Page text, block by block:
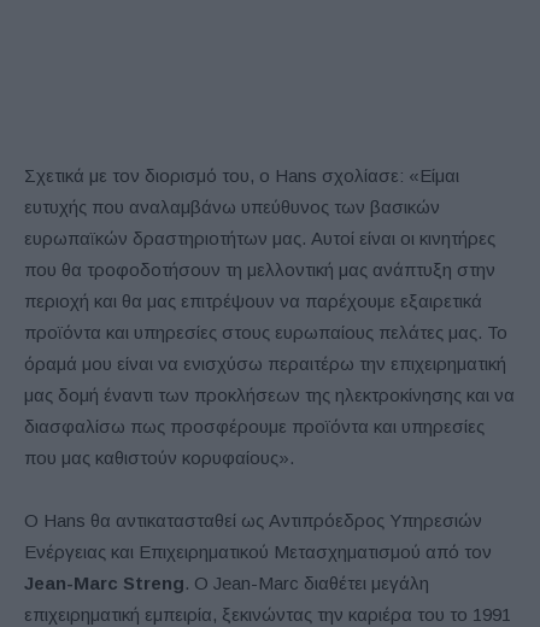
Σχετικά με τον διορισμό του, ο Hans σχολίασε: «Είμαι
ευτυχής που αναλαμβάνω υπεύθυνος των βασικών
ευρωπαϊκών δραστηριοτήτων μας. Αυτοί είναι οι κινητήρες
που θα τροφοδοτήσουν τη μελλοντική μας ανάπτυξη στην
περιοχή και θα μας επιτρέψουν να παρέχουμε εξαιρετικά
προϊόντα και υπηρεσίες στους ευρωπαίους πελάτες μας. Το
όραμά μου είναι να ενισχύσω περαιτέρω την επιχειρηματική
μας δομή έναντι των προκλήσεων της ηλεκτροκίνησης και να
διασφαλίσω πως προσφέρουμε προϊόντα και υπηρεσίες
που μας καθιστούν κορυφαίους».
Ο Hans θα αντικατασταθεί ως Αντιπρόεδρος Υπηρεσιών
Ενέργειας και Επιχειρηματικού Μετασχηματισμού από τον
Jean-Marc Streng. Ο Jean-Marc διαθέτει μεγάλη
επιχειρηματική εμπειρία, ξεκινώντας την καριέρα του το 1991